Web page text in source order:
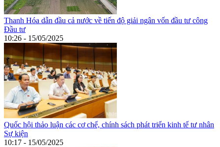
Thanh Hóa dẫn đầu cả nước về tiến độ giải ngân vốn đầu tư công
Đầu tư
10:26 - 15/05/2025
Quốc hội thảo luận các cơ chế, chính sách phát triển kinh tế tư nhân
Sự kiện
10:17 - 15/05/2025